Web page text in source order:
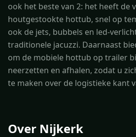
ook het beste van 2: het heeft de
houtgestookte hottub, snel op
ook de jets, bubbels en led-
traditionele jacuzzi. Daarnaast
om de mobiele hottub op trailer
neerzetten en afhalen, zodat u
te maken over de logistieke kant
Over Nijkerk